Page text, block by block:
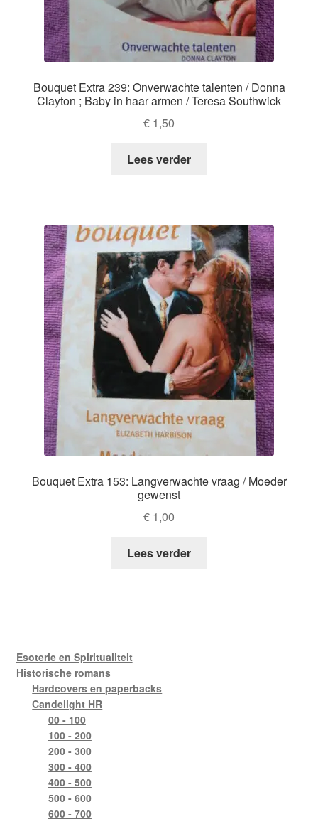
Bouquet Extra 239: Onverwachte talenten / Donna
Clayton ; Baby in haar armen / Teresa Southwick
€ 1,50
Lees verder
Bouquet Extra 153: Langverwachte vraag / Moeder
gewenst
€ 1,00
Lees verder
Esoterie en Spiritualiteit
Historische romans
Hardcovers en paperbacks
Candelight HR
00 - 100
100 - 200
200 - 300
300 - 400
400 - 500
500 - 600
600 - 700